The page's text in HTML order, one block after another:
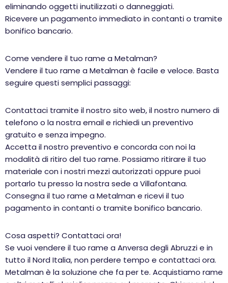
eliminando oggetti inutilizzati o danneggiati.
Ricevere un pagamento immediato in contanti o tramite
bonifico bancario.
Come vendere il tuo rame a Metalman?
Vendere il tuo rame a Metalman è facile e veloce. Basta
seguire questi semplici passaggi:
Contattaci tramite il nostro sito web, il nostro numero di
telefono o la nostra email e richiedi un preventivo
gratuito e senza impegno.
Accetta il nostro preventivo e concorda con noi la
modalità di ritiro del tuo rame. Possiamo ritirare il tuo
materiale con i nostri mezzi autorizzati oppure puoi
portarlo tu presso la nostra sede a Villafontana.
Consegna il tuo rame a Metalman e ricevi il tuo
pagamento in contanti o tramite bonifico bancario.
Cosa aspetti? Contattaci ora!
Se vuoi vendere il tuo rame a Anversa degli Abruzzi e in
tutto il Nord Italia, non perdere tempo e contattaci ora.
Metalman è la soluzione che fa per te. Acquistiamo rame